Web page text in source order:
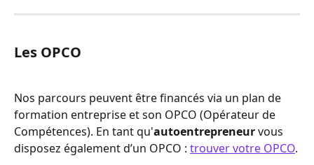
Les OPCO
Nos parcours peuvent être financés via un plan de
formation entreprise et son OPCO (Opérateur de
Compétences). En tant qu'autoentrepreneur vous
disposez également d’un OPCO : trouver votre OPCO.